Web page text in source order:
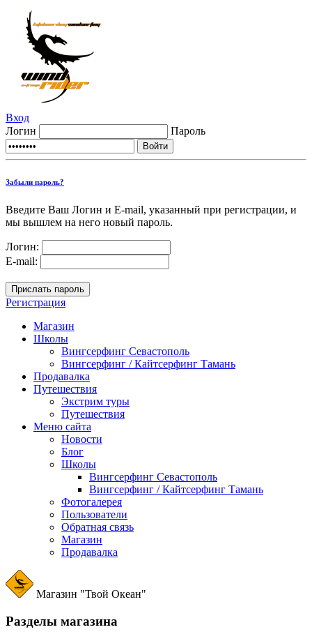
Вход
Логин
Пароль
Забыли пароль?
Введите Ваш Логин и E-mail, указанный при регистрации, и
мы вышлем на него новый пароль.
Логин:
E-mail:
Регистрация
Магазин
Школы
Вингсерфинг Севастополь
Вингсерфинг / Кайтсерфинг Тамань
Продавалка
Путешествия
Экстрим туры
Путешествия
Меню сайта
Новости
Блог
Школы
Вингсерфинг Севастополь
Вингсерфинг / Кайтсерфинг Тамань
Фотогалерея
Пользователи
Обратная связь
Магазин
Продавалка
Магазин "Твой Океан"
Разделы магазина